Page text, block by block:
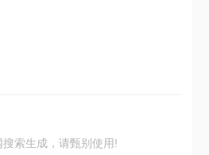
索生成，请甄别使用!